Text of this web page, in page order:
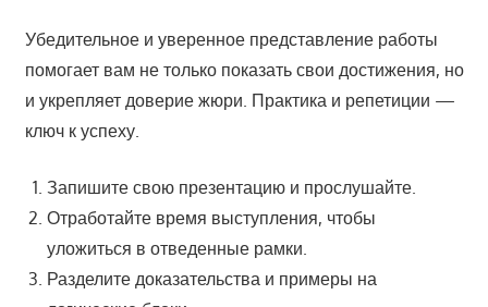
Убедительное и уверенное представление работы
помогает вам не только показать свои достижения, но
и укрепляет доверие жюри. Практика и репетиции —
ключ к успеху.
Запишите свою презентацию и прослушайте.
Отработайте время выступления, чтобы
уложиться в отведенные рамки.
Разделите доказательства и примеры на